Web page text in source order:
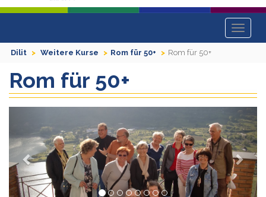
Toggle
Dilit
Weitere Kurse Rom für 50+ Rom für 50+
Rom für 50+
Next